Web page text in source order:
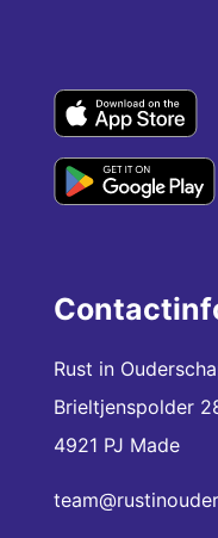
Rust in
Brieltjenspolder
4921 PJ Made